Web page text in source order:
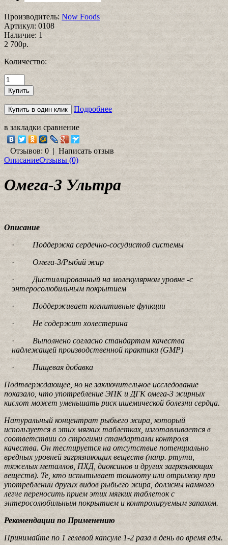
Производитель: Now Foods
Артикул: 0108
Наличие: 1
2 700р.
Количество:
Подробнее
в закладки сравнение
Отзывов: 0 | Написать отзыв
ОписаниеОтзывы (0)
Омега-3 Ультра
Описание
· Поддержка сердечно-сосудистой системы
· Омега-3/Рыбий жир
· Дистиллированный на молекулярном уровне -с
энтеросолюбильным покрытием
· Поддерживает когнитивные функции
· Не содержит холестерина
· Выполнено согласно стандартам качества
надлежащей производственной практики (GMP)
· Пищевая добавка
Подтверждающее, но не заключительное исследование
показало, что употребление ЭПК и ДГК омега-3 жирных
кислот может уменьшать риск ишемической болезни сердца.
Натуральный концентрат рыбьего жира, который
используется в этих мягких таблетках, изготавливается в
соответствии со строгими стандартами контроля
качества. Он тестируется на отсутствие потенциально
вредных уровней загрязняющих веществ (напр. ртути,
тяжелых металлов, ПХД, диоксинов и других загрязняющих
веществ). Те, кто испытывает тошноту или отрыжку при
употреблении других видов рыбьего жира, должны намного
легче переносить прием этих мягких таблеток с
энтеросолюбильным покрытием и контролируемым запахом.
Рекомендации по Применению
Принимайте по 1 гелевой капсуле 1-2 раза в день во время еды.